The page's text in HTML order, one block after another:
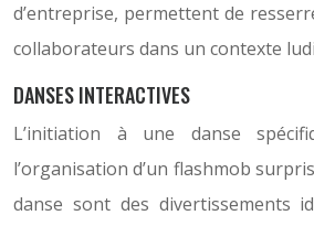
d’entreprise, permettent de
collaborateurs dans un contexte
DANSES INTERACTIVES
L’initiation à une danse
l’organisation d’un flashmob
danse sont des divertissements